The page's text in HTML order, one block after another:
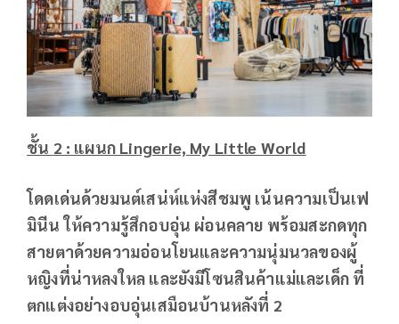
ชั้น 2 : แผนก Lingerie, My Little World
โดดเด่นด้วยมนต์เสน่ห์แห่งสีชมพู เน้นความเป็นเฟ
มินีน ให้ความรู้สึกอบอุ่น ผ่อนคลาย พร้อมสะกดทุก
สายตาด้วยความอ่อนโยนและความนุ่มนวลของผู้
หญิงที่น่าหลงใหล และยังมีโซนสินค้าแม่และเด็ก ที่
ตกแต่งอย่างอบอุ่นเสมือนบ้านหลังที่ 2